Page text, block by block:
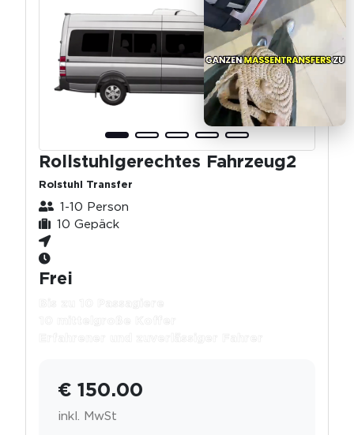
Rollstuhlgerechtes Fahrzeug2
Rolstuhl Transfer
1-10 Person
10 Gepäck
Frei
Bis zu 10 Passagiere
10 mittelgroße Koffer
Erfahrener und zuverlässiger Fahrer
€ 150.00
inkl. MwSt